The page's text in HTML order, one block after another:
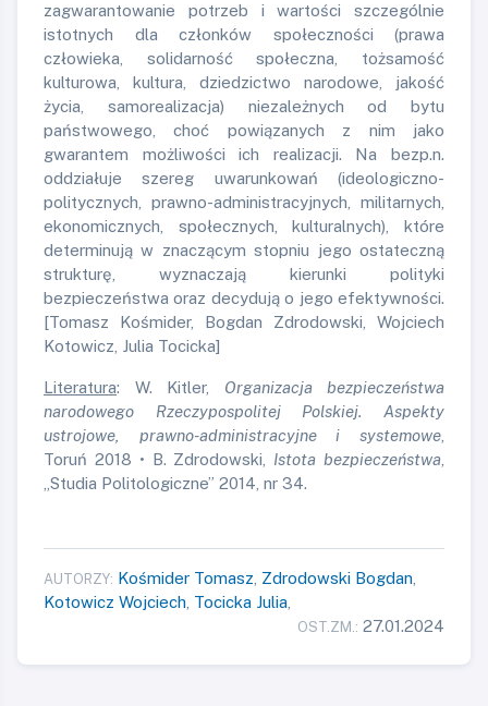
zagwarantowanie potrzeb i wartości szczególnie
istotnych dla członków społeczności (prawa
człowieka, solidarność społeczna, tożsamość
kulturowa, kultura, dziedzictwo narodowe, jakość
życia, samorealizacja) niezależnych od bytu
państwowego, choć powiązanych z nim jako
gwarantem możliwości ich realizacji. Na bezp.n.
oddziałuje szereg uwarunkowań (ideologiczno-
politycznych, prawno-administracyjnych, militarnych,
ekonomicznych, społecznych, kulturalnych), które
determinują w znaczącym stopniu jego ostateczną
strukturę, wyznaczają kierunki polityki
bezpieczeństwa oraz decydują o jego efektywności.
[Tomasz Kośmider, Bogdan Zdrodowski, Wojciech
Kotowicz, Julia Tocicka]
Literatura: W. Kitler, Organizacja bezpieczeństwa
narodowego Rzeczypospolitej Polskiej. Aspekty
ustrojowe, prawno-administracyjne i systemowe
Toruń 2018 • B. Zdrodowski, Istota bezpieczeństwa
„Studia Politologiczne” 2014, nr 34.
AUTORZY: Kośmider Tomasz Zdrodowski Bogdan
Kotowicz Wojciech Tocicka Julia
OST.ZM.: 27.01.2024